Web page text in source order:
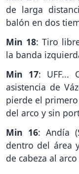
de larga
balón en dos
Min 18: Tiro
la banda
Min 17: UFF...
asistencia de
pierde el
del arco y sin
Min 16: Andía
dentro del área
de cabeza al